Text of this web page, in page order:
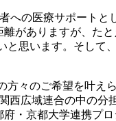
への医療サポート
がありますが、た
思います。そして
々のご希望を叶え
西広域連合の中の
・京都大学連携プ